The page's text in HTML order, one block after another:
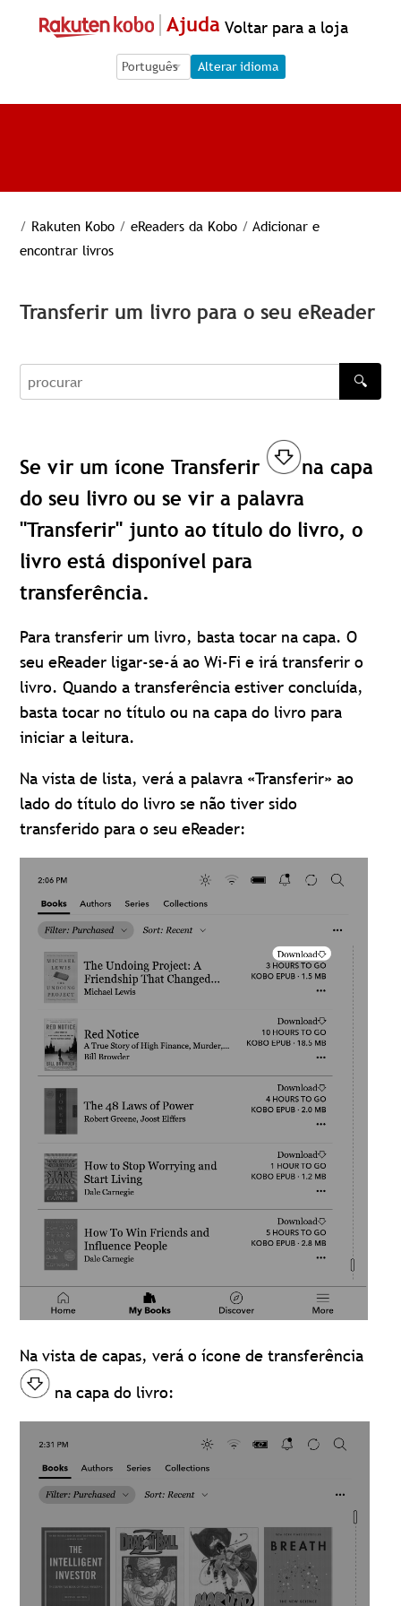
Ajuda Voltar para a loja
Language Selection
Language Selection
Alterar idioma
/ Rakuten Kobo / eReaders da Kobo / Adicionar e
encontrar livros
Transferir um livro para o seu eReader
procurar
🔍
Se vir um ícone Transferir
na capa
do seu livro ou se vir a palavra
"Transferir" junto ao título do livro, o
livro está disponível para
transferência.
Para transferir um livro, basta tocar na capa. O
seu eReader ligar-se-á ao Wi-Fi e irá transferir o
livro. Quando a transferência estiver concluída,
basta tocar no título ou na capa do livro para
iniciar a leitura.
Na vista de lista, verá a palavra «Transferir» ao
lado do título do livro se não tiver sido
transferido para o seu eReader:
Na vista de capas, verá o ícone de transferência
na capa do livro: